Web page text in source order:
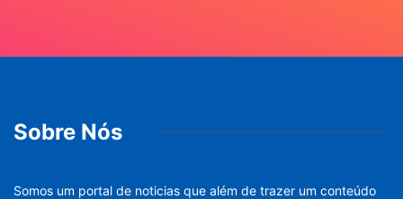
Sobre Nós
Somos um portal de noticias que além de trazer um conteúdo